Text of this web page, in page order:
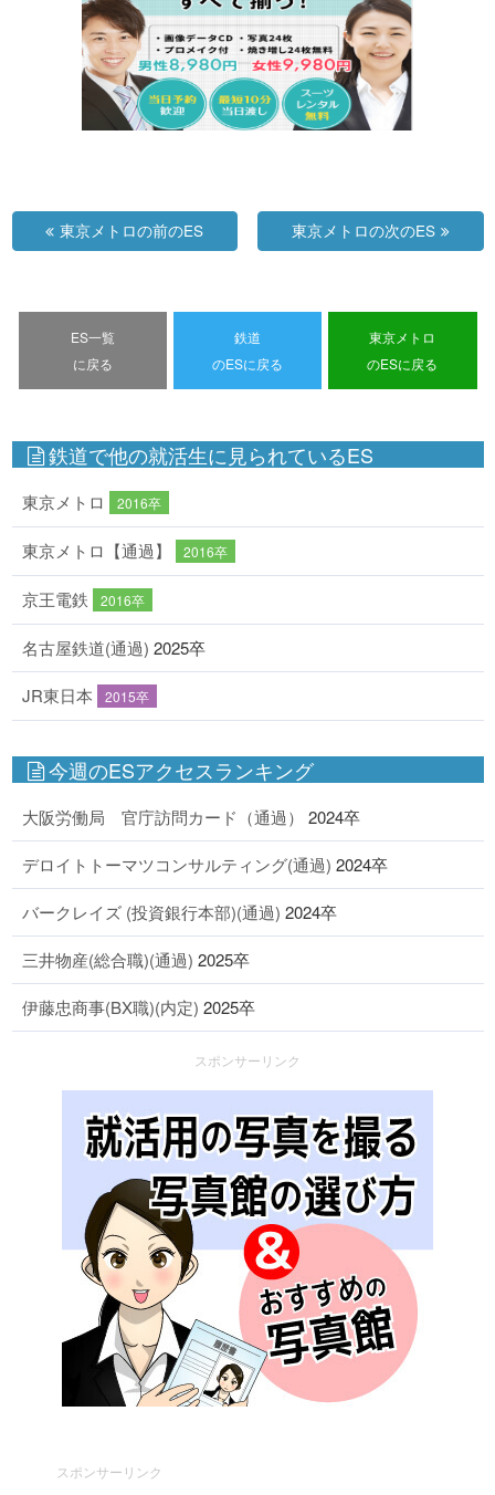
東京メトロの前のES 東京メトロの次のES
ES一覧
に戻る
鉄道
のESに戻る
東京メトロ
のESに戻る
鉄道で他の就活生に見られているES
東京メトロ 2016卒
東京メトロ【通過】 2016卒
京王電鉄 2016卒
名古屋鉄道(通過) 2025卒
JR東日本 2015卒
今週のESアクセスランキング
大阪労働局 官庁訪問カード（通過） 2024卒
デロイトトーマツコンサルティング(通過) 2024卒
バークレイズ (投資銀行本部)(通過) 2024卒
三井物産(総合職)(通過) 2025卒
伊藤忠商事(BX職)(内定) 2025卒
スポンサーリンク
スポンサーリンク